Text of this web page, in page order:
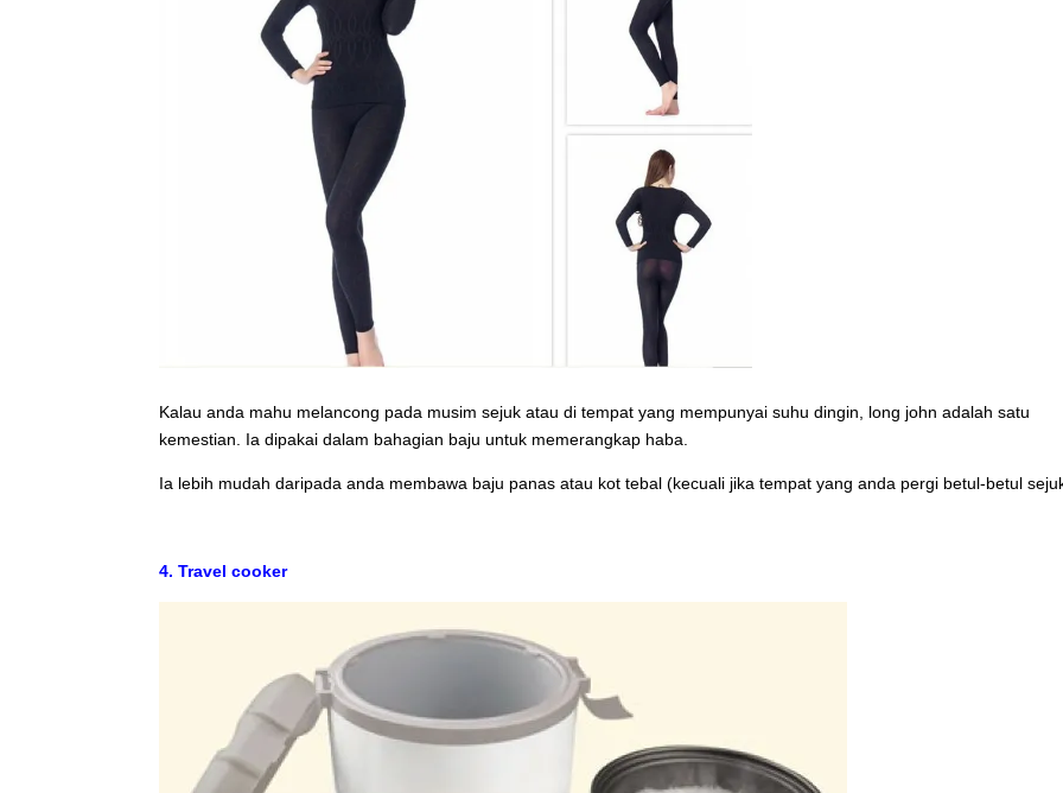
Kalau anda mahu melancong pada musim sejuk atau di tempat yang mempunyai suhu dingin, long john adalah satu
kemestian. Ia dipakai dalam bahagian baju untuk memerangkap haba.
Ia lebih mudah daripada anda membawa baju panas atau kot tebal (kecuali jika tempat yang anda pergi betul-betul
4. Travel cooker